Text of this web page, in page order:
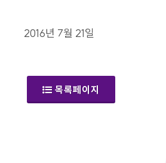
2016년 7월 21일
목록페이지